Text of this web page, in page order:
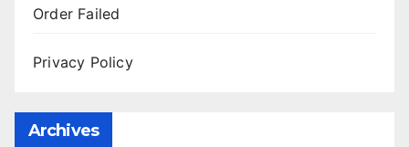
Order Failed
Privacy Policy
Archives